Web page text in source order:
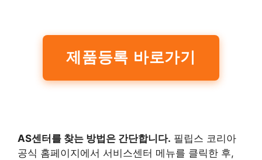
제품등록 바로가기
AS센터를 찾는 방법은 간단합니다. 필립스 코리아
공식 홈페이지에서 서비스센터 메뉴를 클릭한 후,